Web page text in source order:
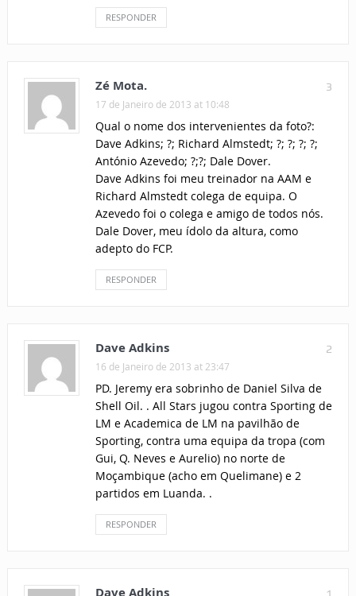
RESPONDER
3
Zé Mota.
17 de Janeiro de 2013 at 10:48
Qual o nome dos intervenientes da foto?:
Dave Adkins; ?; Richard Almstedt; ?; ?; ?; ?;
António Azevedo; ?;?; Dale Dover.
Dave Adkins foi meu treinador na AAM e
Richard Almstedt colega de equipa. O
Azevedo foi o colega e amigo de todos nós.
Dale Dover, meu ídolo da altura, como
adepto do FCP.
RESPONDER
2
Dave Adkins
16 de Janeiro de 2013 at 23:47
PD. Jeremy era sobrinho de Daniel Silva de
Shell Oil. . All Stars jugou contra Sporting de
LM e Academica de LM na pavilhão de
Sporting, contra uma equipa da tropa (com
Gui, Q. Neves e Aurelio) no norte de
Moçambique (acho em Quelimane) e 2
partidos em Luanda. .
RESPONDER
1
Dave Adkins